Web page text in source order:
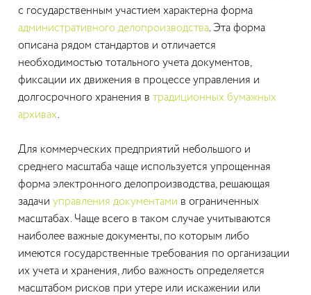
с государственным участием характерна форма
административного делопроизводства. Эта форма
описана рядом стандартов и отличается
необходимостью тотального учета документов,
фиксации их движения в процессе управления и
долгосрочного хранения в традиционных бумажных
архивах.
Для коммерческих предприятий небольшого и
среднего масштаба чаще используется упрощенная
форма электронного делопроизводства, решающая
задачи управления документами в ограниченных
масштабах. Чаще всего в таком случае учитываются
наиболее важные документы, по которым либо
имеются государственные требования по организации
их учета и хранения, либо важность определяется
масштабом рисков при утере или искажении или